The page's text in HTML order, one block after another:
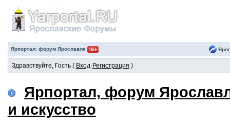
Ярпортал: форум Ярославля
Здравствуйте, Гость ( Вход· Регистрация )
Ярпортал, форум
и искусство